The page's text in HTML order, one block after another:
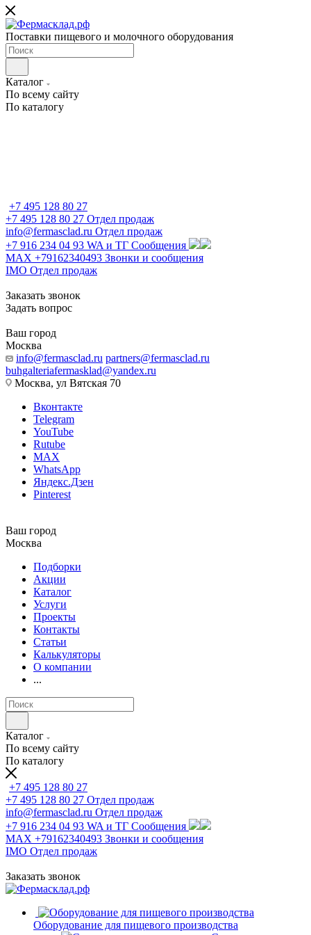
Поставки пищевого и молочного оборудования
Каталог
По всему сайту
По каталогу
+7 495 128 80 27
+7 495 128 80 27 Отдел продаж
info@fermasclad.ru Отдел продаж
+7 916 234 04 93 WA и ТГ Сообщения
MAX +79162340493 Звонки и сообщения
IMO Отдел продаж
Заказать звонок
Задать вопрос
Ваш город
Москва
info@fermasclad.ru partners@fermasclad.ru
buhgalteriafermasklad@yandex.ru
Москва, ул Вятская 70
Вконтакте
Telegram
YouTube
Rutube
MAX
WhatsApp
Яндекс.Дзен
Pinterest
Ваш город
Москва
Подборки
Акции
Каталог
Услуги
Проекты
Контакты
Статьи
Калькуляторы
О компании
...
Каталог
По всему сайту
По каталогу
+7 495 128 80 27
+7 495 128 80 27 Отдел продаж
info@fermasclad.ru Отдел продаж
+7 916 234 04 93 WA и ТГ Сообщения
MAX +79162340493 Звонки и сообщения
IMO Отдел продаж
Заказать звонок
Оборудование для пищевого производства